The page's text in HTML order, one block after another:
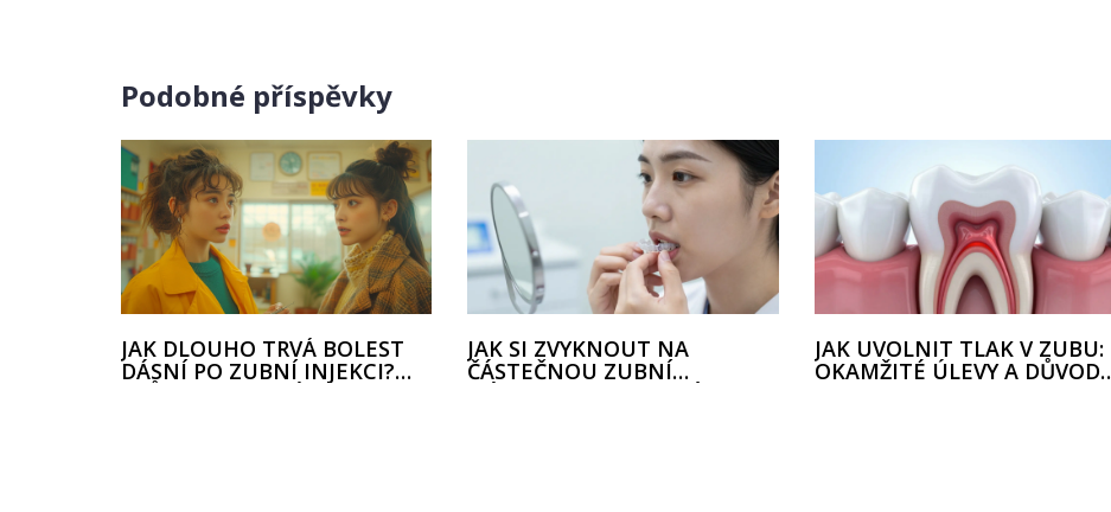
Podobné příspěvky
JAK DLOUHO TRVÁ BOLEST
DÁSNÍ PO ZUBNÍ INJEKCI?
JAK SI ZVYKNOUT NA
ČÁSTEČNOU ZUBNÍ
JAK UVOLNIT TLAK V ZUBU:
OKAMŽITÉ ÚLEVY A DŮVODY